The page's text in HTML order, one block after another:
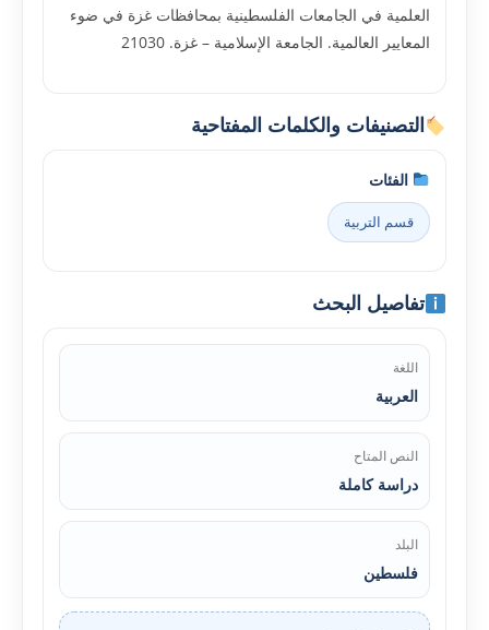
العلمية في الجامعات الفلسطينية بمحافظات غزة في ضوء
المعايير العالمية. الجامعة الإسلامية – غزة. 21030
التصنيفات والكلمات المفتاحية
الفئات
قسم التربية
تفاصيل البحث
اللغة
العربية
النص المتاح
دراسة كاملة
البلد
فلسطين